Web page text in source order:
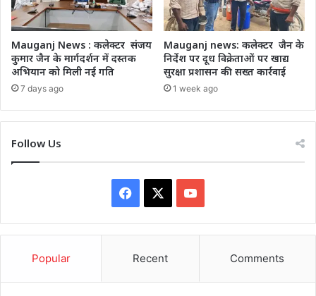
Mauganj News : कलेक्टर संजय
कुमार जैन के मार्गदर्शन में दस्तक
अभियान को मिली नई गति
7 days ago
Mauganj news: कलेक्टर जैन के
निर्देश पर दूध विक्रेताओं पर खाद्य
सुरक्षा प्रशासन की सख्त कार्रवाई
1 week ago
Follow Us
Facebook YouTube
Popular Recent Comments